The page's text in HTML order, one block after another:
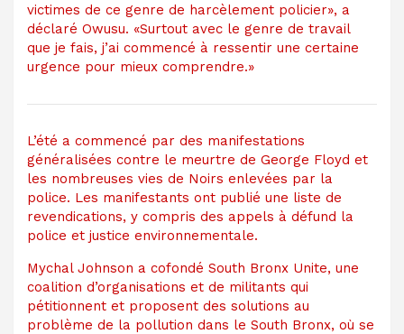
victimes de ce genre de harcèlement policier», a
déclaré Owusu. «Surtout avec le genre de travail
que je fais, j’ai commencé à ressentir une certaine
urgence pour mieux comprendre.»
L’été a commencé par des manifestations
généralisées contre le meurtre de George Floyd et
les nombreuses vies de Noirs enlevées par la
police. Les manifestants ont publié une liste de
revendications, y compris des appels à défund la
police et justice environnementale.
Mychal Johnson a cofondé South Bronx Unite, une
coalition d’organisations et de militants qui
pétitionnent et proposent des solutions au
problème de la pollution dans le South Bronx, où se